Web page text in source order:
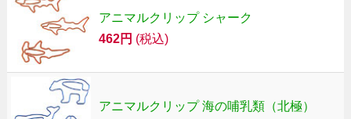
アニマルクリップ シャーク
462円 (税込)
アニマルクリップ 海の哺乳類（北極）